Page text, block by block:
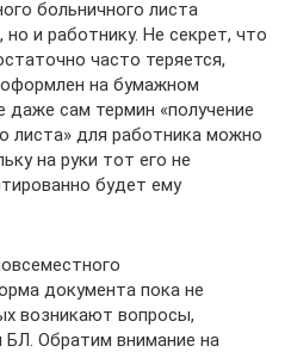
больничного листа
и работнику. Не секрет, что
часто теряется,
оформлен на бумажном
даже сам термин «получение
листа» для работника можно
на руки тот его не
будет ему
документа пока не
возникают вопросы,
Обратим внимание на